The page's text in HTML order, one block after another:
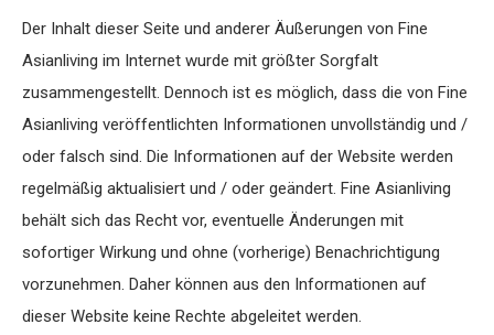
Der Inhalt dieser Seite und anderer Äußerungen von Fine
Asianliving im Internet wurde mit größter Sorgfalt
zusammengestellt. Dennoch ist es möglich, dass die von Fine
Asianliving veröffentlichten Informationen unvollständig und /
oder falsch sind. Die Informationen auf der Website werden
regelmäßig aktualisiert und / oder geändert. Fine Asianliving
behält sich das Recht vor, eventuelle Änderungen mit
sofortiger Wirkung und ohne (vorherige) Benachrichtigung
vorzunehmen. Daher können aus den Informationen auf
dieser Website keine Rechte abgeleitet werden.